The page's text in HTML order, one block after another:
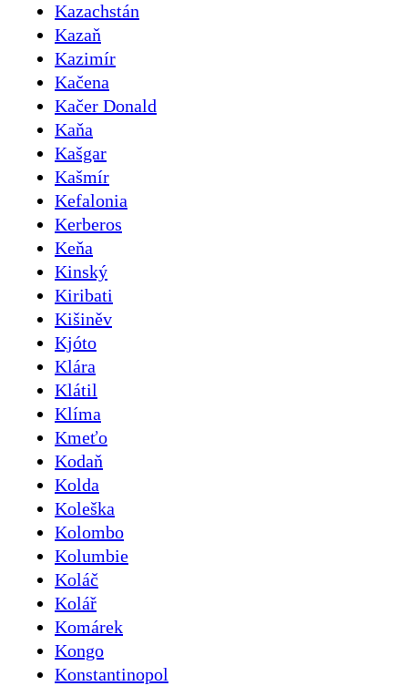
Kazachstán
Kazaň
Kazimír
Kačena
Kačer Donald
Kaňa
Kašgar
Kašmír
Kefalonia
Kerberos
Keňa
Kinský
Kiribati
Kišiněv
Kjóto
Klára
Klátil
Klíma
Kmeťo
Kodaň
Kolda
Koleška
Kolombo
Kolumbie
Koláč
Kolář
Komárek
Kongo
Konstantinopol